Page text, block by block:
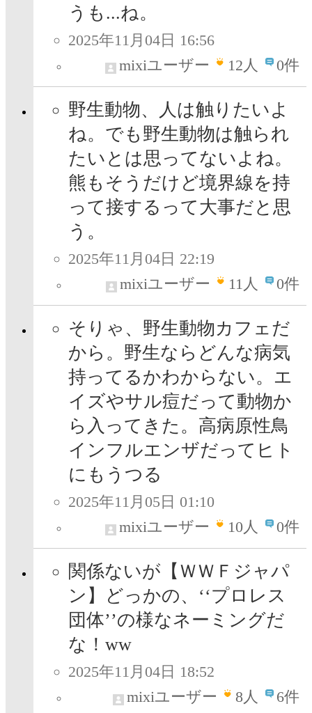
うも...ね。
2025年11月04日 16:56
mixiユーザー
12人 0件
野生動物、人は触りたいよ
ね。でも野生動物は触られ
たいとは思ってないよね。
熊もそうだけど境界線を持
って接するって大事だと思
う。
2025年11月04日 22:19
mixiユーザー
11人 0件
そりゃ、野生動物カフェだ
から。野生ならどんな病気
持ってるかわからない。エ
イズやサル痘だって動物か
ら入ってきた。高病原性鳥
インフルエンザだってヒト
にもうつる
2025年11月05日 01:10
mixiユーザー
10人 0件
関係ないが【ＷＷＦジャパ
ン】どっかの、‘‘プロレス
団体’’の様なネーミングだ
な！ww
2025年11月04日 18:52
mixiユーザー
8人 6件